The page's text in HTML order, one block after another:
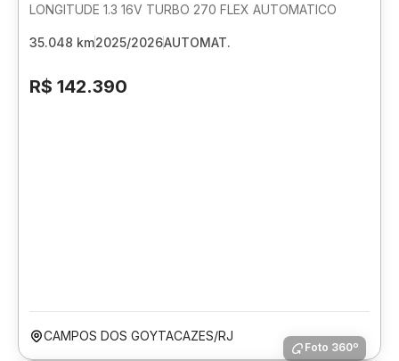
LONGITUDE 1.3 16V TURBO 270 FLEX AUTOMATICO
35.048 km2025/2026AUTOMAT.
R$ 142.390
CAMPOS DOS GOYTACAZES/RJ
Foto 360º